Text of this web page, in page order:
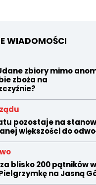
WIADOMOŚCI
zbiory mimo
zboża na
pozostaje na
większości do
blisko 200 pątników
na Jasną